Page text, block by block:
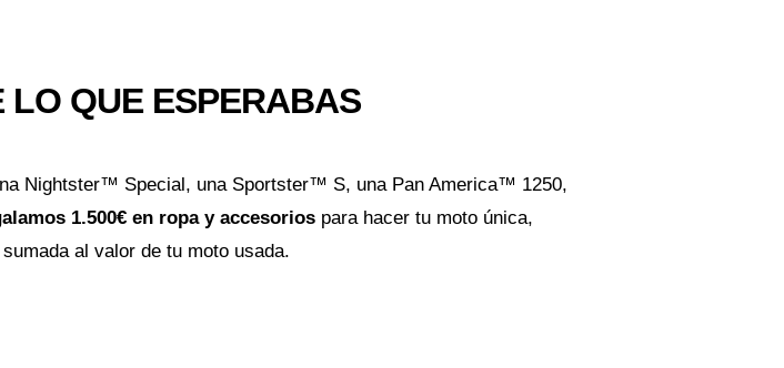
LO QUE ESPERABAS
Nightster™ Special, una Sportster™ S, una Pan America™ 1250,
1.500€ en ropa y accesorios para hacer tu moto única,
al valor de tu moto usada.